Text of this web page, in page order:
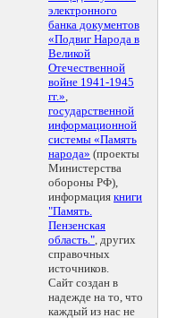
электронного
банка документов
«Подвиг Народа в
Великой
Отечественной
войне 1941-1945
гг.»,
государственной
информационной
системы «Память
народа» (проекты
Министерства
обороны РФ),
информация книги
"Память.
Пензенская
область.", других
справочных
источников.
Сайт создан в
надежде на то, что
каждый из нас не